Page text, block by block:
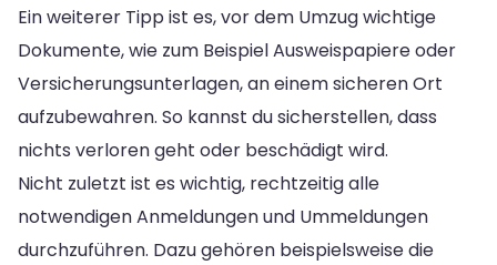
Ein weiterer Tipp ist es, vor dem Umzug wichtige
Dokumente, wie zum Beispiel Ausweispapiere oder
Versicherungsunterlagen, an einem sicheren Ort
aufzubewahren. So kannst du sicherstellen, dass
nichts verloren geht oder beschädigt wird.
Nicht zuletzt ist es wichtig, rechtzeitig alle
notwendigen Anmeldungen und Ummeldungen
durchzuführen. Dazu gehören beispielsweise die